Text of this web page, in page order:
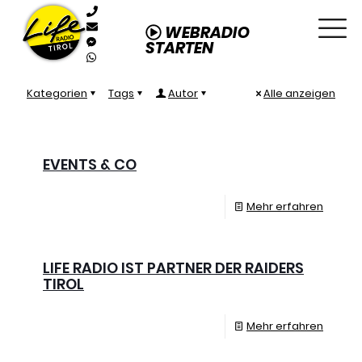
WEBRADIO
STARTEN
Kategorien Tags Autor Alle anzeigen
EVENTS & CO
Mehr erfahren
LIFE RADIO IST PARTNER DER RAIDERS
TIROL
Mehr erfahren